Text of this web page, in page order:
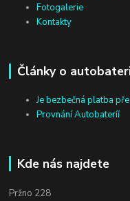
Fotogalerie
Kontakty
Články o
Je bezbečná platba
Provnání Autobateríí
Kde nás najdete
Pržno 228